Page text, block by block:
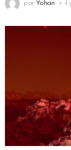
par Yohan il